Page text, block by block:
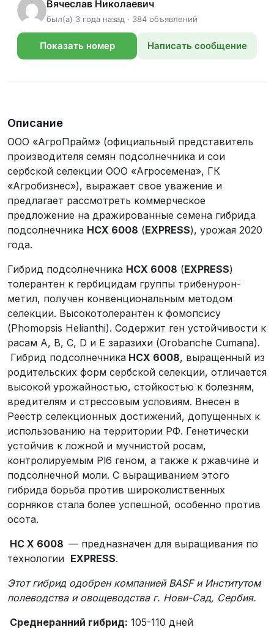
Вячеслав Николаевич
был(а) 3 года назад · 384 объявлений
Показать номер Написать сообщение
Описание
ООО «АгроПрайм» (официальный представитель
производителя семян подсолнечника и сои
сербской селекции ООО «Агросемена», ГК
«Агробизнес»), выражает свое уважение и
предлагает рассмотреть коммерческое
предложение на дражированные семена гибрида
подсолнечника НСХ 6008 (EXPRESS), урожая 2020
года.
Гибрид подсолнечника НСХ 6008 (EXPRESS)
толерантен к гербицидам группы трибенурон-
метил, получен конвенциональным методом
селекции. Высокотолерантен к фомопсису
(Phomopsis Helianthi). Содержит ген устойчивости к
расам А, B, C, D и Е заразихи (Orobanche Cumana).
Гибрид подсолнечника НСХ 6008, выращенный из
родительских форм сербской селекции, отличается
высокой урожайностью, стойкостью к болезням,
вредителям и стрессовым условиям. Внесен в
Реестр селекционных достижений, допущенных к
использованию на территории РФ. Генетически
устойчив к ложной и мучнистой росам,
контролируемым Pl6 геном, а также к ржавчине и
подсолнечной моли. С выращиванием этого
гибрида борьба против широколиственных
сорняков стала более успешной, особенно против
осота.
НС Х 6008 — предназначен для выращивания по
технологии EXPRESS.
Этот гибрид одобрен компанией BASF и Институтом
полеводства и овощеводства г. Нови-Сад, Сербия.
Среднеранний гибрид: 105-110 дней